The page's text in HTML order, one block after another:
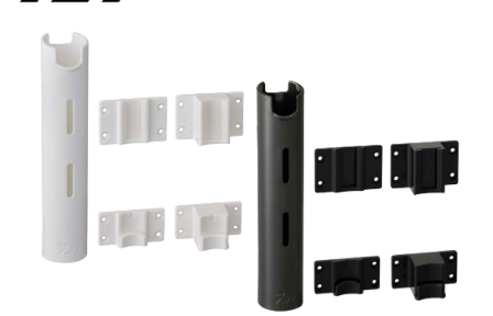
２．關於個人資料處理事宜，請瀏覽以下網址：
https://aftee.tw/terms/#terms3
３．未成年的使用者請事先徵得法定代理人或監護人之同意方可使用
「AFTEE先享後付」，若未經同意申辦者引起之損失，本公司不負相關責
４．使用「AFTEE先享後付」時，將依據個別帳號之用戶狀況，依本公司即
時審查核予不同之上限額度；若仍有額度不足之情形，本公司將視審查結果
請求用戶進行身份認證。
５．嚴禁一人註冊多個帳號或使用他人資訊註冊。若發現惡意使用之情形，
恩沛科技股份有限公司將有權停止該用戶之使用額度並採取法律行動。
每筆NT$200，滿NT$2,000(含以上)免運費
貨到付款（門市自取請勿下單，請聯繫客服）
每筆NT$200，滿NT$3,000(含以上)免運費
國家/地區配送(**下單前請私訊客服確認實際運費(運費另
計)，訂單才得以成立**)
查看運費